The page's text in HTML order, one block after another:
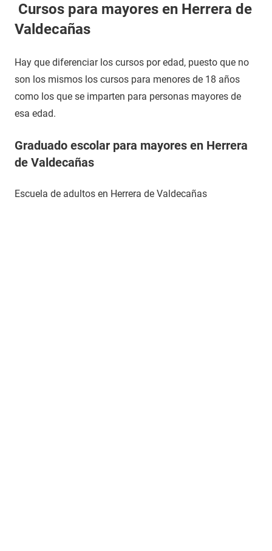
Cursos para mayores en Herrera de
Valdecañas
Hay que diferenciar los cursos por edad, puesto que no
son los mismos los cursos para menores de 18 años
como los que se imparten para personas mayores de
esa edad.
Graduado escolar para mayores en Herrera
de Valdecañas
Escuela de adultos en Herrera de Valdecañas